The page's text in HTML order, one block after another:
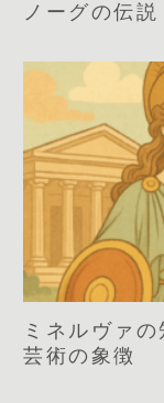
ノーグの伝説
ミネルヴァ
芸術の象徴